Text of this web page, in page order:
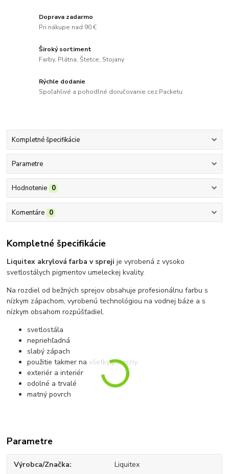
Doprava zadarmo
Pri nákupe nad 90 €
Široký sortiment
Farby, Plátna, Štetce, Stojany
Rýchle dodanie
Spoľahlivé a pohodlné doručovanie cez Packetu
Kompletné špecifikácie
Parametre
Hodnotenie 0
Komentáre 0
Kompletné špecifikácie
Liquitex akrylová farba v spreji je vyrobená z vysoko
svetlostálych pigmentov umeleckej kvality.
Na rozdiel od bežných sprejov obsahuje profesionálnu farbu s
nízkym zápachom, vyrobenú technológiou na vodnej báze a s
nízkym obsahom rozpúšťadiel.
svetlostála
nepriehľadná
slabý zápach
použitie takmer na všetky povrchy
exteriér a interiér
odolné a trvalé
matný povrch
Parametre
Výrobca/Značka Liquitex